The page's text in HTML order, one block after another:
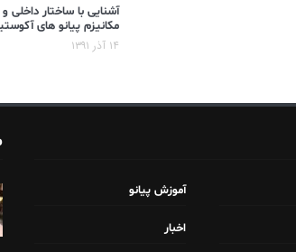
آشنایی با ساختار داخلی و
مکانیزم پیانو های
۱۴ آذر ۱۳۹۱
آموزش پیانو
اخبار